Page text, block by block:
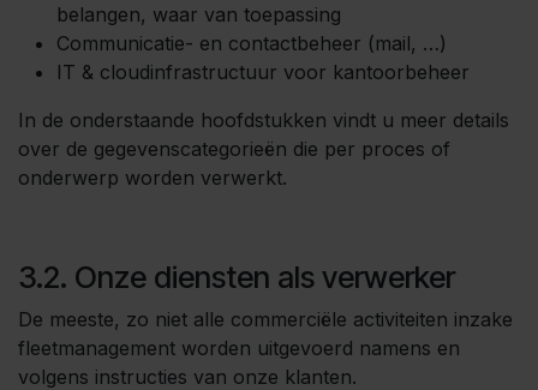
belangen, waar van toepassing
Communicatie- en contactbeheer (mail, …)
IT & cloudinfrastructuur voor kantoorbeheer
In de onderstaande hoofdstukken vindt u meer details
over de gegevenscategorieën die per proces of
onderwerp worden verwerkt.
3.2. Onze diensten als verwerker
De meeste, zo niet alle commerciële activiteiten inzake
fleetmanagement worden uitgevoerd namens en
volgens instructies van onze klanten.